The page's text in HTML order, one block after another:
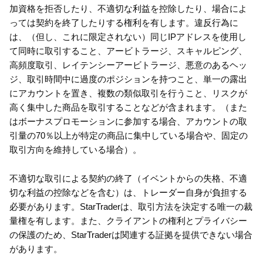
加資格を拒否したり、不適切な利益を控除したり、場合によ
っては契約を終了したりする権利を有します。違反行為に
は、（但し、これに限定されない）同じIPアドレスを使用し
て同時に取引すること、アービトラージ、スキャルピング、
高頻度取引、レイテンシーアービトラージ、悪意のあるヘッ
ジ、取引時間中に過度のポジションを持つこと、単一の露出
にアカウントを置き、複数の類似取引を行うこと、リスクが
高く集中した商品を取引することなどが含まれます。（また
はボーナスプロモーションに参加する場合、アカウントの取
引量の70％以上が特定の商品に集中している場合や、固定の
取引方向を維持している場合）。
不適切な取引による契約の終了（イベントからの失格、不適
切な利益の控除などを含む）は、トレーダー自身が負担する
必要があります。StarTraderは、取引方法を決定する唯一の裁
量権を有します。また、クライアントの権利とプライバシー
の保護のため、StarTraderは関連する証拠を提供できない場合
があります。